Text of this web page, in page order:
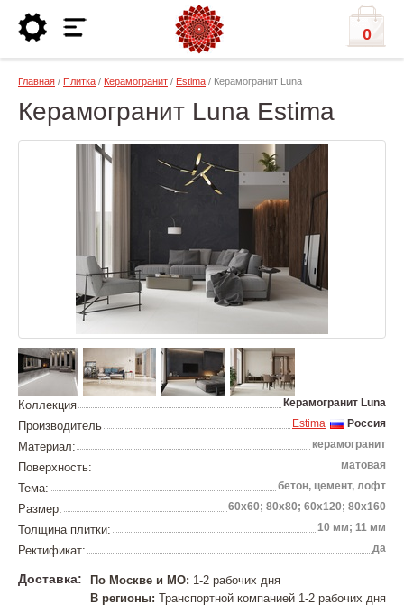
0
Главная / Плитка / Керамогранит / Estima / Керамогранит Luna
Керамогранит Luna Estima
Коллекция Керамогранит Luna
Производитель Россия
Estima
Материал: керамогранит
Поверхность: матовая
Тема: бетон, цемент, лофт
Размер: 60х60; 80х80; 60х120; 80х160
Толщина плитки: 10 мм; 11 мм
Ректификат: да
Доставка: По Москве и МО: 1-2 рабочих дня
В регионы: Транспортной компанией 1-2 рабочих дня